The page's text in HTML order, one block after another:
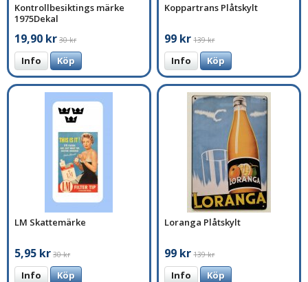
Kontrollbesiktings märke
1975Dekal
19,90 kr 30 kr
Info Köp
Koppartrans Plåtskylt
99 kr 139 kr
Info Köp
LM Skattemärke
5,95 kr 30 kr
Info Köp
Loranga Plåtskylt
99 kr 139 kr
Info Köp